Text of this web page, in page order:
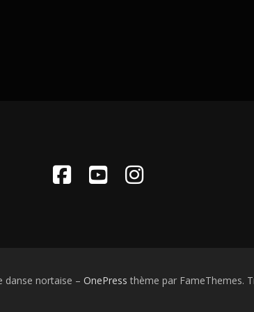
danse nortaise – OnePress thème par FameThemes.